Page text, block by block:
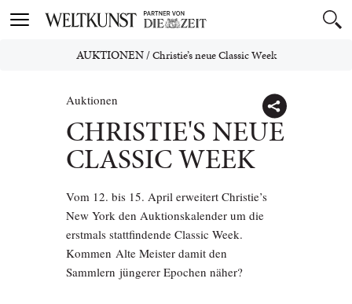
Toggle
AUKTIONEN/Christie’s neue Classic Week
Auktionen
CHRISTIE'S NEUE
CLASSIC WEEK
Vom 12. bis 15. April erweitert Christie’s
New York den Auktionskalender um die
erstmals stattfindende Classic Week.
Kommen Alte Meister damit den
Sammlern jüngerer Epochen näher?